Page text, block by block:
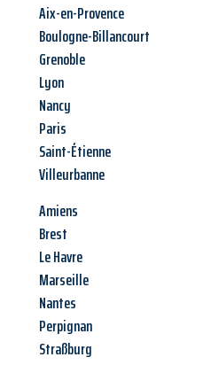
Aix-en-Provence
Boulogne-Billancourt
Grenoble
Lyon
Nancy
Paris
Saint-Étienne
Villeurbanne
Amiens
Brest
Le Havre
Marseille
Nantes
Perpignan
Straßburg